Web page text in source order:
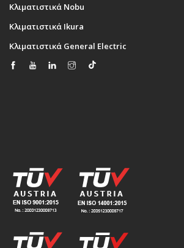
Κλιματιστικά Nobu
Κλιματιστικά Ikura
Κλιματιστικά General Electric